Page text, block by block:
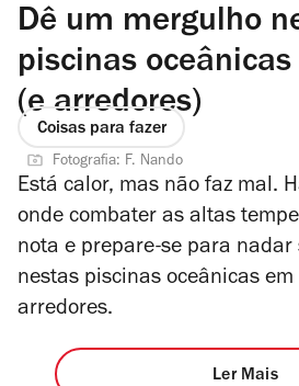
Dê um mergulho
piscinas
(e arredores)
Coisas para fazer
Fotografia: F. Nando
Está calor, mas não faz mal.
onde combater as altas
nota e prepare-se para nadar
nestas piscinas oceânicas em
arredores.
Ler Mais